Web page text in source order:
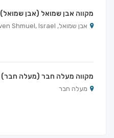
מקווה אבן שמואל (אבן שמואל)
אבן שמואל, Even Shmuel, Israel
מקווה מעלה חבר (מעלה חבר)
מעלה חבר